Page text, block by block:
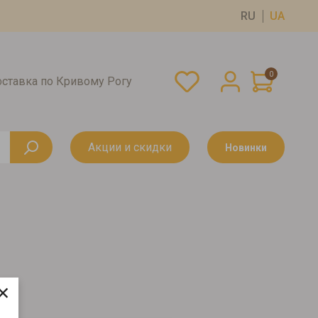
RU UA
по Кривому Рогу
0
Акции и скидки Новинки